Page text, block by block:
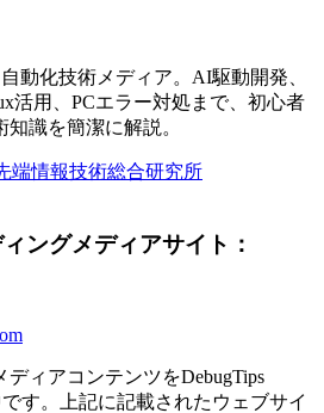
動化技術メディア。AI駆動開発、
活用、PCエラー対処まで、初心者
識を簡潔に解説。
端情報技術総合研究所
ングメディアサイト：
ィアコンテンツをDebugTips
です。上記に記載されたウェブサイ